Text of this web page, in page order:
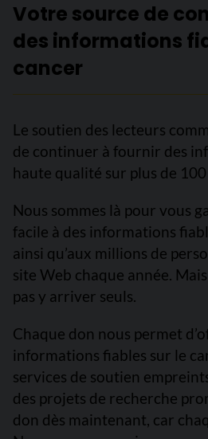
Votre source de
des informations
cancer
Le soutien des lecteurs
de continuer à fournir des
haute qualité sur plus de
Nous sommes là pour vous
facile à des informations
ainsi qu’aux millions de
site Web chaque année.
pas y arriver seuls.
Chaque don nous permet
informations fiables sur le
services de soutien
des projets de recherche
don dès maintenant, car